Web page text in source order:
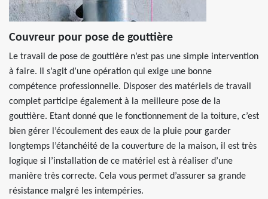
Couvreur pour pose de gouttière
Le travail de pose de gouttière n’est pas une simple intervention
à faire. Il s’agit d’une opération qui exige une bonne
compétence professionnelle. Disposer des matériels de travail
complet participe également à la meilleure pose de la
gouttière. Etant donné que le fonctionnement de la toiture, c’est
bien gérer l’écoulement des eaux de la pluie pour garder
longtemps l’étanchéité de la couverture de la maison, il est très
logique si l’installation de ce matériel est à réaliser d’une
manière très correcte. Cela vous permet d’assurer sa grande
résistance malgré les intempéries.